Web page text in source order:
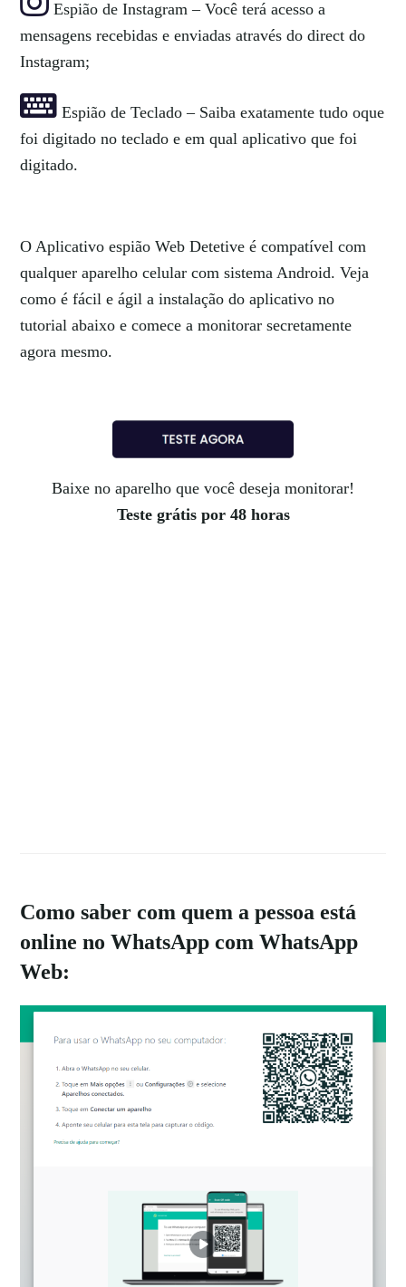
Espião de Instagram – Você terá acesso a
mensagens recebidas e enviadas através do direct do
Instagram;
Espião de Teclado – Saiba exatamente tudo oque
foi digitado no teclado e em qual aplicativo que foi
digitado.
O Aplicativo espião Web Detetive é compatível com
qualquer aparelho celular com sistema Android. Veja
como é fácil e ágil a instalação do aplicativo no
tutorial abaixo e comece a monitorar secretamente
agora mesmo.
Baixe no aparelho que você deseja monitorar!
Teste grátis por 48 horas
Como saber com quem a pessoa está
online no WhatsApp com WhatsApp
Web: